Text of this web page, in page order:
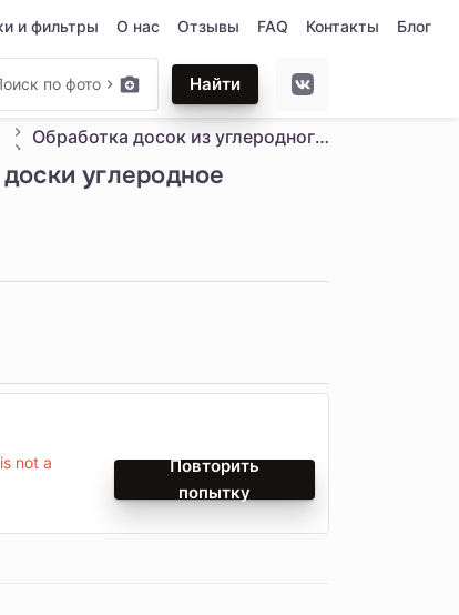
и фильтры О нас Отзывы FAQ Контакты Блог
по фото Найти
Обработка досок из углеродного волокна с ЧПУ резьба DIY композитные доски углеродное волокно БПЛА продукты обработка углеродных пластин
углеродное
not a
Повторить
попытку